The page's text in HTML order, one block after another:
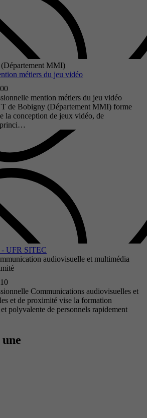
MMI)
métiers du jeu vidéo
mention métiers du jeu vidéo
de Bobigny (Département MMI) forme
la conception de jeux vidéo, de
princi…
- UFR SITEC
audiovisuelle et multimédia
Communications audiovisuelles et
et de proximité vise la formation
polyvalente de personnels rapidement